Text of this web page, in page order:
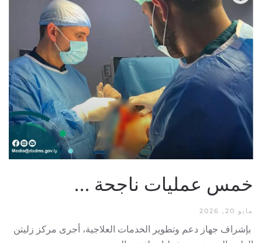
خمس عمليات ناجحة …
مايو 20, 2026
بإشراف جهاز دعم وتطوير الخدمات العلاجية، أجرى مركز زليتن